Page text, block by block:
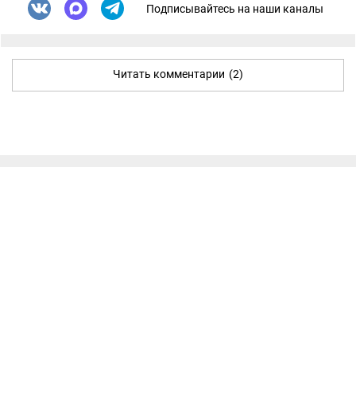
Подписывайтесь на наши каналы
Читать комментарии (2)